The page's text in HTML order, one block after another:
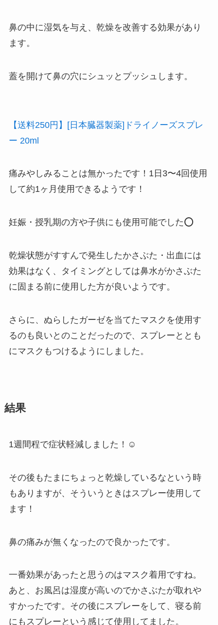
鼻の中に湿気を与え、乾燥を改善する効果があり
ます。
蓋を開けて鼻の穴にシュッとプッシュします。
【送料250円】[日本臓器製薬]ドライノーズスプレ
ー 20ml
痛みやしみることは無かったです！1日3〜4回使用
して約1ヶ月使用できるようです！
妊娠・授乳期の方や子供にも使用可能でした⭕️
乾燥状態がすすんで発生したかさぶた・出血には
効果はなく、タイミングとしては鼻水がかさぶた
に固まる前に使用した方が良いようです。
さらに、ぬらしたガーゼを当てたマスクを使用す
るのも良いとのことだったので、スプレーととも
にマスクもつけるようにしました。
結果
1週間程で症状軽減しました！☺️
その後もたまにちょっと乾燥しているなという時
もありますが、そういうときはスプレー使用して
ます！
鼻の痛みが無くなったので良かったです。
一番効果があったと思うのはマスク着用ですね。
あと、お風呂は湿度が高いのでかさぶたが取れや
すかったです。その後にスプレーをして、寝る前
にもスプレーという感じて使用してました。